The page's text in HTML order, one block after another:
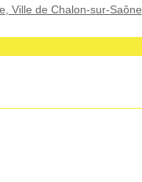
Ville de Chalon-sur-Saône